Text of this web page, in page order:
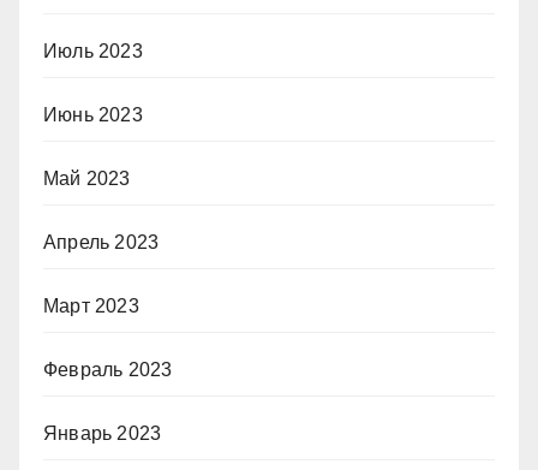
Июль 2023
Июнь 2023
Май 2023
Апрель 2023
Март 2023
Февраль 2023
Январь 2023